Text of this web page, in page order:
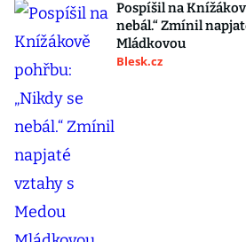
Pospíšil na
nebál.“ Zmínil
Mládkovou
Blesk.cz